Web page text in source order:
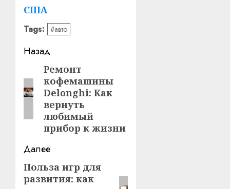
США
Tags: #авто
Навигация
записи
Назад
Предыдущая
запись:
Ремонт
кофемашины
Delonghi: Как
вернуть
любимый
прибор к жизни
Далее
Следующая
запись:
Польза игр для
развития: как